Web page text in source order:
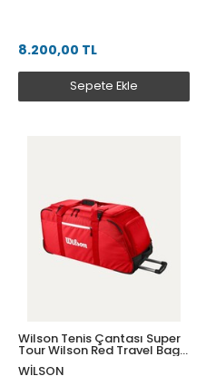
8.200,00 TL
Sepete Ekle
Wilson Tenis Çantası Super
Tour Wilson Red Travel Bag
2025 Red WR8037201001
WILSON